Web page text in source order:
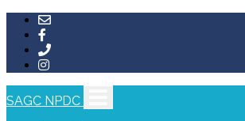
SAGC NPDC